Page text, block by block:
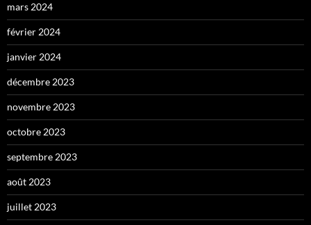
mars 2024
février 2024
janvier 2024
décembre 2023
novembre 2023
octobre 2023
septembre 2023
août 2023
juillet 2023